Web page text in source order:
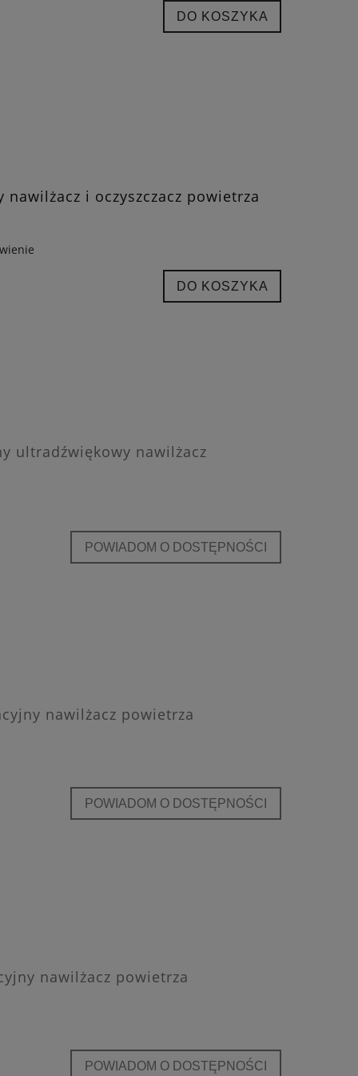
DO KOSZYKA
nawilżacz i oczyszczacz powietrza
DO KOSZYKA
ultradźwiękowy nawilżacz
POWIADOM O DOSTĘPNOŚCI
nawilżacz powietrza
POWIADOM O DOSTĘPNOŚCI
nawilżacz powietrza
POWIADOM O DOSTĘPNOŚCI